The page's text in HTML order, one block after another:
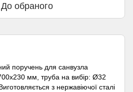
До обраного
поручень для санвузла
мм, труба на вибір: Ø32
з нержавіючої сталі